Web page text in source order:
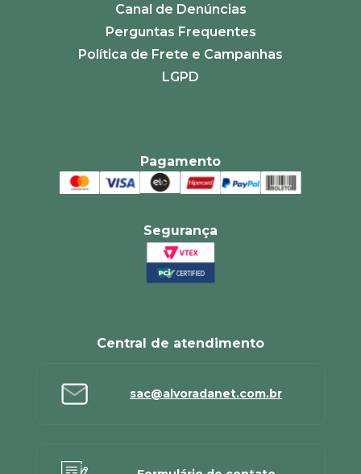
Canal de Denúncias
Perguntas Frequentes
Política de Frete e Campanhas
LGPD
Pagamento
Segurança
Central de atendimento
sac@alvoradanet.com.br